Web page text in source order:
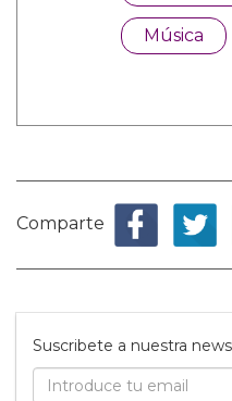
Música
Comparte
Suscribete a nuestra